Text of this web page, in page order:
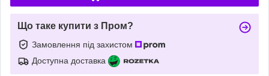
Що таке купити з Пром?
Замовлення під захистом
Доступна доставка